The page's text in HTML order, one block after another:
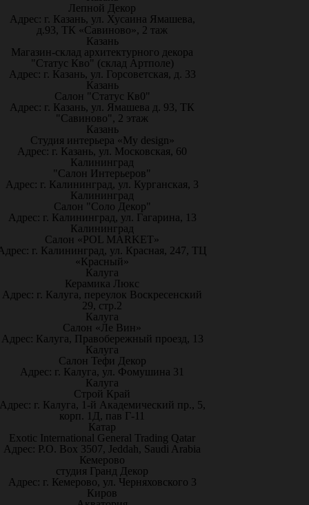
Лепной Декор
Адрес: г. Казань, ул. Хусаина Ямашева,
д.93, ТК «Савиново», 2 таж
Казань
Магазин-склад архитектурного декора
"Статус Кво" (склад Артполе)
Адрес: г. Казань, ул. Горсоветская, д. 33
Казань
Салон "Статус Кв0"
Адрес: г. Казань, ул. Ямашева д. 93, ТК
"Савиново", 2 этаж
Казань
Студия интерьера «My design»
Адрес: г. Казань, ул. Московская, 60
Калининград
"Салон Интерьеров"
Адрес: г. Калининград, ул. Курганская, 3
Калининград
Салон "Соло Декор"
Адрес: г. Калининград, ул. Гагарина, 13
Калининград
Салон «POL MARKET»
г. Калининград, ул. Красная, 247, ТЦ
«Красный»
Калуга
Керамика Люкс
Адрес: г. Калуга, переулок Воскресенский
29, стр.2
Калуга
Салон «Ле Вин»
Адрес: Калуга, Правобережный проезд, 13
Калуга
Салон Тефи Декор
Адрес: г. Калуга, ул. Фомушина 31
Калуга
Строй Край
г. Калуга, 1-й Академический пр., 5,
корп. 1Д, пав Г-11
Катар
Exotic International General Trading Qatar
Адрес: P.O. Box 3507, Jeddah, Saudi Arabia
Кемерово
студия Гранд Декор
Адрес: г. Кемерово, ул. Черняховского 3
Киров